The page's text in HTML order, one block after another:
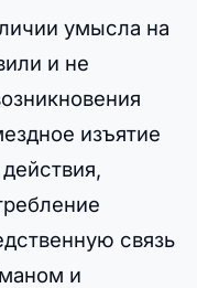
умысла на
и не
изъятие
связь
и